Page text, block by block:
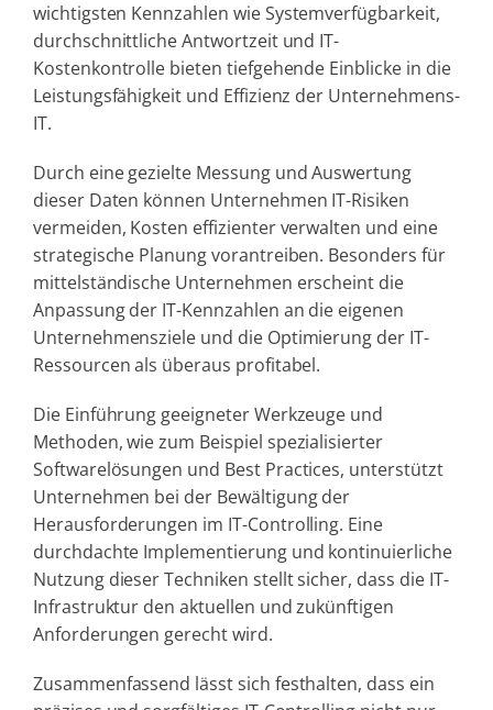
wichtigsten Kennzahlen wie Systemverfügbarkeit,
durchschnittliche Antwortzeit und IT-
Kostenkontrolle bieten tiefgehende Einblicke in die
Leistungsfähigkeit und Effizienz der Unternehmens-
IT.
Durch eine gezielte Messung und Auswertung
dieser Daten können Unternehmen IT-Risiken
vermeiden, Kosten effizienter verwalten und eine
strategische Planung vorantreiben. Besonders für
mittelständische Unternehmen erscheint die
Anpassung der IT-Kennzahlen an die eigenen
Unternehmensziele und die Optimierung der IT-
Ressourcen als überaus profitabel.
Die Einführung geeigneter Werkzeuge und
Methoden, wie zum Beispiel spezialisierter
Softwarelösungen und Best Practices, unterstützt
Unternehmen bei der Bewältigung der
Herausforderungen im IT-Controlling. Eine
durchdachte Implementierung und kontinuierliche
Nutzung dieser Techniken stellt sicher, dass die IT-
Infrastruktur den aktuellen und zukünftigen
Anforderungen gerecht wird.
Zusammenfassend lässt sich festhalten, dass ein